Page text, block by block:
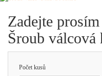
Zadejte
Šroub
Počet kusů